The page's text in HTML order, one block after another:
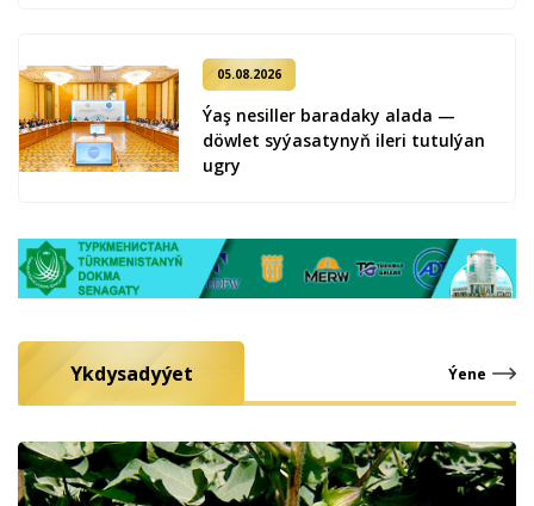
05.08.2026
Ýaş ne­sil­ler ba­ra­da­ky ala­da —
döw­let sy­ýa­sa­ty­nyň ile­ri tu­tul­ýan
ug­ry
Ykdysadyýet Ýene